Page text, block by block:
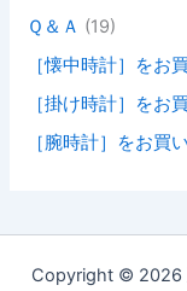
Ｑ＆Ａ (19)
［懐中時計］をお
［掛け時計］をお
［腕時計］をお買
Copyright © 2026